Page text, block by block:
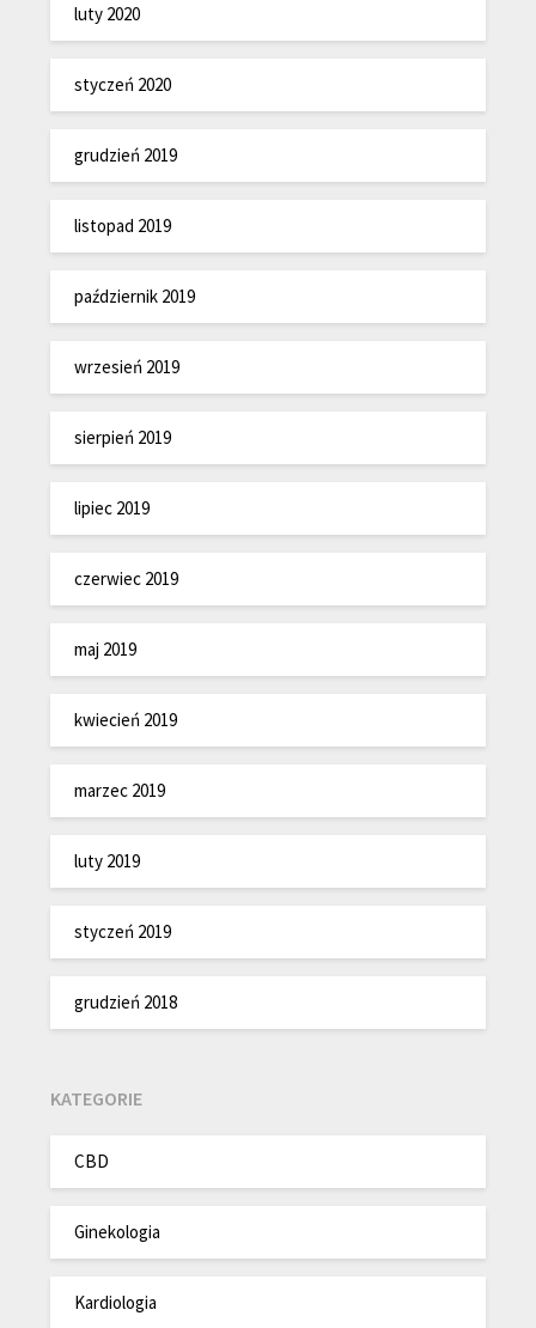
luty 2020
styczeń 2020
grudzień 2019
listopad 2019
październik 2019
wrzesień 2019
sierpień 2019
lipiec 2019
czerwiec 2019
maj 2019
kwiecień 2019
marzec 2019
luty 2019
styczeń 2019
grudzień 2018
KATEGORIE
CBD
Ginekologia
Kardiologia